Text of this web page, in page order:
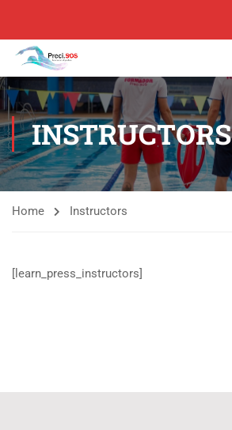
INSTRUCTORS
Home Instructors
[learn_press_instructors]